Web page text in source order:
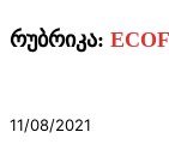
რუბრიკა:
11/08/2021